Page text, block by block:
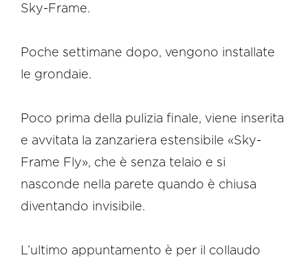
Sky-Frame.
Poche settimane dopo, vengono installate
le grondaie.
Poco prima della pulizia finale, viene inserita
e avvitata la zanzariera estensibile «Sky-
Frame Fly», che è senza telaio e si
nasconde nella parete quando è chiusa
diventando invisibile.
L’ultimo appuntamento è per il collaudo